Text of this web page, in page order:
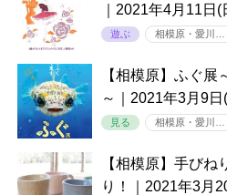
｜2021年4月11日(
遊ぶ 相模原・愛川…
【相模原】ふぐ展
～｜2021年3月9
見る 相模原・愛川…
【相模原】手び
り！｜2021年3月